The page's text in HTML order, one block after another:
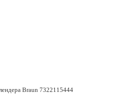
Braun 7322115444